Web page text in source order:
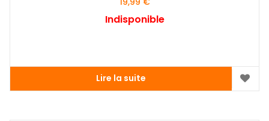
Indisponible
Lire la suite